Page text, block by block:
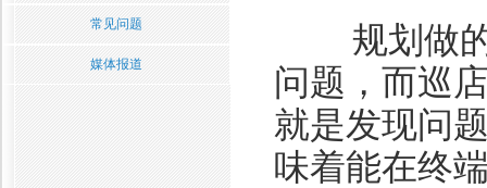
常见问题
媒体报道
规划做的
问题，而巡
就是发现问
味着能在终